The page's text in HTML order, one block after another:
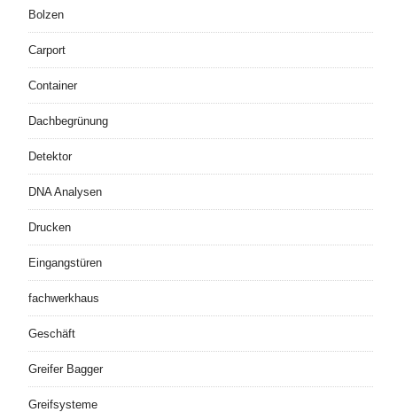
Bolzen
Carport
Container
Dachbegrünung
Detektor
DNA Analysen
Drucken
Eingangstüren
fachwerkhaus
Geschäft
Greifer Bagger
Greifsysteme